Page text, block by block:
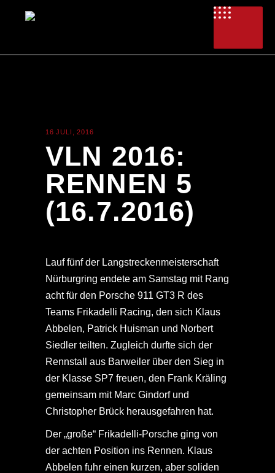
16 JULI, 2016
VLN 2016:
RENNEN 5
(16.7.2016)
Lauf fünf der Langstreckenmeisterschaft
Nürburgring endete am Samstag mit Rang
acht für den Porsche 911 GT3 R des
Teams Frikadelli Racing, den sich Klaus
Abbelen, Patrick Huisman und Norbert
Siedler teilten. Zugleich durfte sich der
Rennstall aus Barweiler über den Sieg in
der Klasse SP7 freuen, den Frank Kräling
gemeinsam mit Marc Gindorf und
Christopher Brück herausgefahren hat.
Der „große“ Frikadelli-Porsche ging von
der achten Position ins Rennen. Klaus
Abbelen fuhr einen kurzen, aber soliden